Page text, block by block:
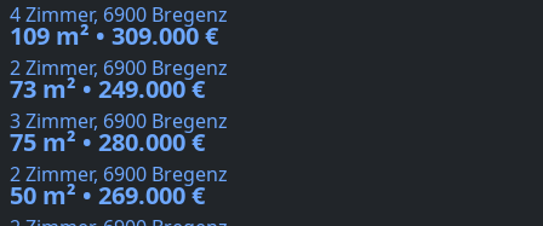
4 Zimmer, 6900 Bregenz
109 m² • 309.000 €
2 Zimmer, 6900 Bregenz
73 m² • 249.000 €
3 Zimmer, 6900 Bregenz
75 m² • 280.000 €
2 Zimmer, 6900 Bregenz
50 m² • 269.000 €